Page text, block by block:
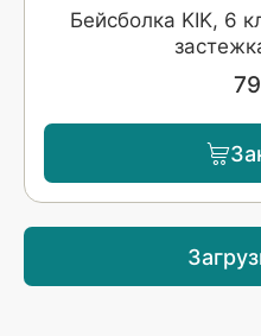
Бейсболка KIK, 6